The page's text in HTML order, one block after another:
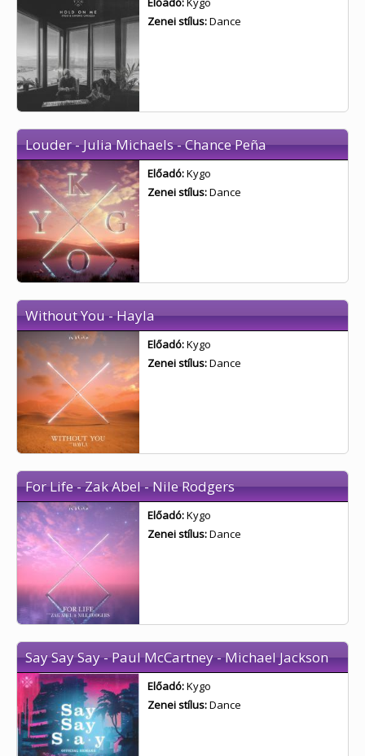
Zenei stílus:Dance
Louder - Julia Michaels - Chance Peña
Előadó:Kygo
Zenei stílus:Dance
Without You - Hayla
Előadó:Kygo
Zenei stílus:Dance
For Life - Zak Abel - Nile Rodgers
Előadó:Kygo
Zenei stílus:Dance
Say Say Say - Paul McCartney - Michael Jackson
Előadó:Kygo
Zenei stílus:Dance